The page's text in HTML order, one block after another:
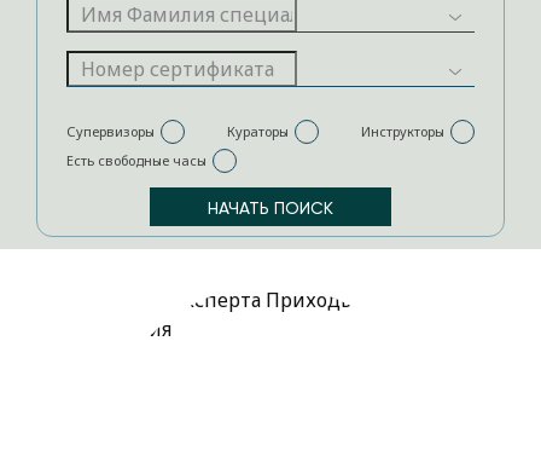
Супервизоры Кураторы
Инструкторы
Есть свободные часы